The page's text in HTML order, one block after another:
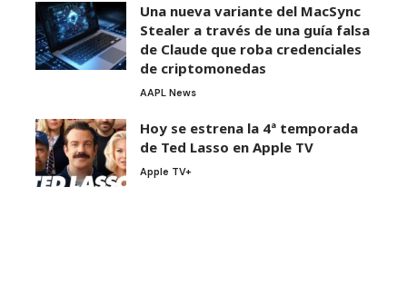
Una nueva variante del MacSync
Stealer a través de una guía falsa
de Claude que roba credenciales
de criptomonedas
AAPL News
Hoy se estrena la 4ª temporada
de Ted Lasso en Apple TV
Apple TV+